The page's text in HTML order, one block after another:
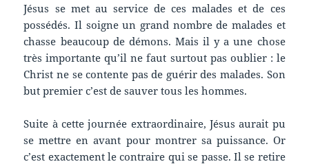
Jésus se met au service de ces malades et de ces
possédés. Il soigne un grand nombre de malades et
chasse beaucoup de démons. Mais il y a une chose
très importante qu’il ne faut surtout pas oublier : le
Christ ne se contente pas de guérir des malades. Son
but premier c’est de sauver tous les hommes.
Suite à cette journée extraordinaire, Jésus aurait pu
se mettre en avant pour montrer sa puissance. Or
c’est exactement le contraire qui se passe. Il se retire